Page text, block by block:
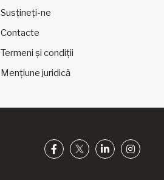
Susțineți-ne
Contacte
Termeni și condiții
Mențiune juridică